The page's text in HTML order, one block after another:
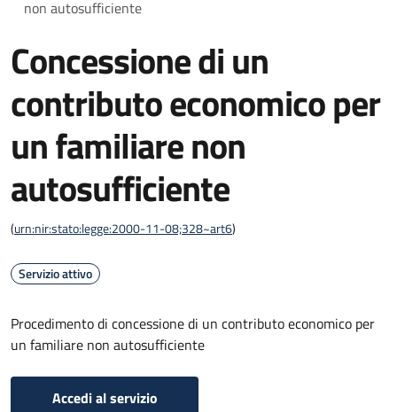
non autosufficiente
Concessione di un
contributo economico per
un familiare non
autosufficiente
(urn:nir:stato:legge:2000-11-08;328~art6)
Servizio attivo
Procedimento di concessione di un contributo economico per
un familiare non autosufficiente
Accedi al servizio